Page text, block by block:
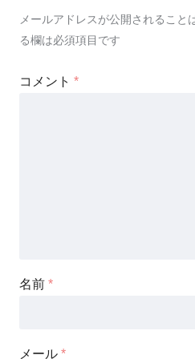
メールアドレスが公開されること
る欄は必須項目です
コメント *
名前 *
メール *